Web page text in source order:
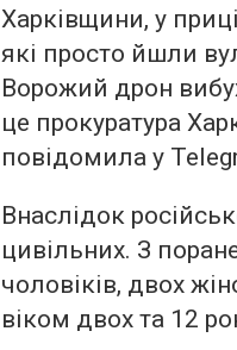
Харківщини, у
які просто йшли
Ворожий дрон
це прокуратура
повідомила у
Внаслідок
цивільних. З
чоловіків, двох
віком двох та 12